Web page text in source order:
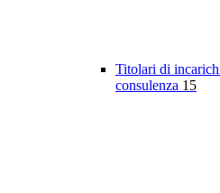
Titolari di
consulenza 15